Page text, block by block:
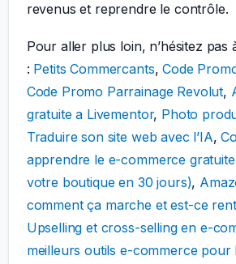
revenus et reprendre le contrôle.
Pour aller plus loin, n’hésitez pas
: Petits Commercants,Code
Code Promo Parrainage Revolut,
gratuite a Livementor, Photo
Traduire son site web avec l’IA,
apprendre le e-commerce
votre boutique en 30 jours),
comment ça marche et est-ce
Upselling et cross-selling en e-
meilleurs outils e-commerce